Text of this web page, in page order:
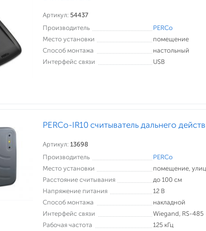
Артикул: 54437
Производитель
PERCo
Место установки
помещение
Способ монтажа
настольный
Интерфейс связи
USB
PERCo-IR10 считыватель дальнего
Артикул: 13698
Производитель
PERCo
Место установки
помещение,
Расстояние считывания
до 100 см
Напряжение питания
12 В
Способ монтажа
накладной
Интерфейс связи
Wiegand, RS-485
Рабочая частота
125 кГц